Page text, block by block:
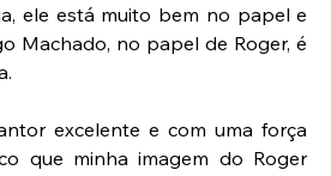
ele está muito bem no papel e
Machado, no papel de Roger, é
excelente e com uma força
que minha imagem do Roger